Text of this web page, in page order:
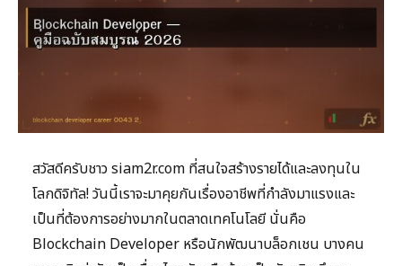
สวัสดีครับชาว siam2r.com ที่สนใจสร้างรายได้และลงทุนใน
โลกดิจิทัล! วันนี้เราจะมาคุยกันเรื่องอาชีพที่กำลังมาแรงและ
เป็นที่ต้องการอย่างมากในตลาดเทคโนโลยี นั่นคือ
Blockchain Developer หรือนักพัฒนาบล็อกเชน บางคน